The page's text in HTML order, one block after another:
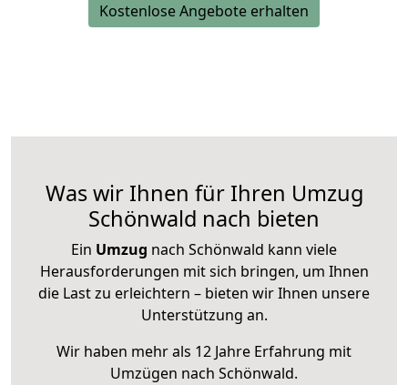
Kostenlose Angebote erhalten
Was wir Ihnen für Ihren Umzug
Schönwald nach bieten
Ein Umzug nach Schönwald kann viele
Herausforderungen mit sich bringen, um Ihnen
die Last zu erleichtern – bieten wir Ihnen unsere
Unterstützung an.
Wir haben mehr als 12 Jahre Erfahrung mit
Umzügen nach Schönwald.